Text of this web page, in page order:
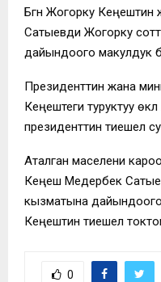
Бүгүн Жогорку
Сатыевди Жогорку
дайындоого макулдук
Президенттин жана
Кеңештеги туруктуу
президенттин
Аталган маселени
Кеңеш Медербек
кызматына
Кеңештин тиешелүү
0